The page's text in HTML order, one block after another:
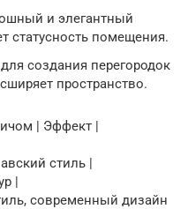
и элегантный
статусность помещения.
создания перегородок
пространство.
| Эффект |
стиль |
|
современный дизайн